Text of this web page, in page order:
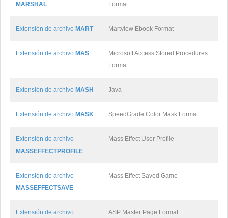
MARSHAL
Format
Extensión de archivo MART Martview Ebook Format
Extensión de archivo MAS
Microsoft Access Stored Procedures
Format
Extensión de archivo MASH Java
Extensión de archivo MASK SpeedGrade Color Mask Format
Extensión de archivo
MASSEFFECTPROFILE
Mass Effect User Profile
Extensión de archivo
MASSEFFECTSAVE
Mass Effect Saved Game
Extensión de archivo
ASP Master Page Format